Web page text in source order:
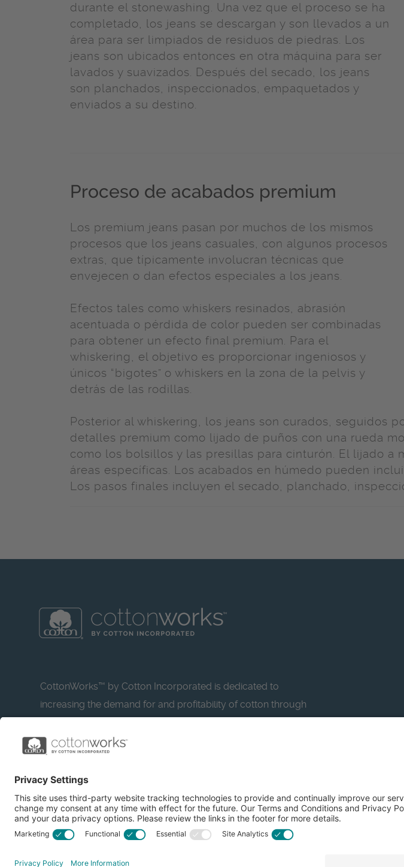
durante el stonewashing. Una vez que el proceso se ha
completado, los jeans se descargan y son llevados a un
área para ser limpiados de residuos de piedras. Los
jeans son ubicados entonces en otra máquina para ser
lavados y suavizados. Después del secado, los jeans
son planchados, inspeccionados, empaquetados y
enviados a su destino.
Proceso de acabados premium
Los premium jeans pasan por muchos de los mismos
procesos que los jeans casuales, con algunos procesos
extras, que típicamente involucran técnicas que
envejecen o dan efectos especiales a los jeans.
Efectos tales como whiskers resinados, abrasión
acentuada o pérdida de color pueden ser combinadas
para obtener un efecto final premium. Para el
whiskering, el objetivo es proporcionar ingeniosos y
únicos “bigotes” o whiskers en la zona de la pelvis y
detrás de las rodillas.
Posterior al whiskering, los jeans son curados, seguidos
detalles premium como lijado de puños con una rueda
como los bolsillos y las presillas para cinturón. El lijado a
áreas específicas. Los acabados en húmedo pueden
Los pasos finales incluyen el secado, planchado,
CottonWorks™ by Cotton Incorporated is dedicated to
increasing the demand for and profitability of cotton through
resource for apparel and textile professionals to showcase
what’s possible with cotton.
Learn more about Cotton Incorporated’s sustainability efforts:
CottonToday